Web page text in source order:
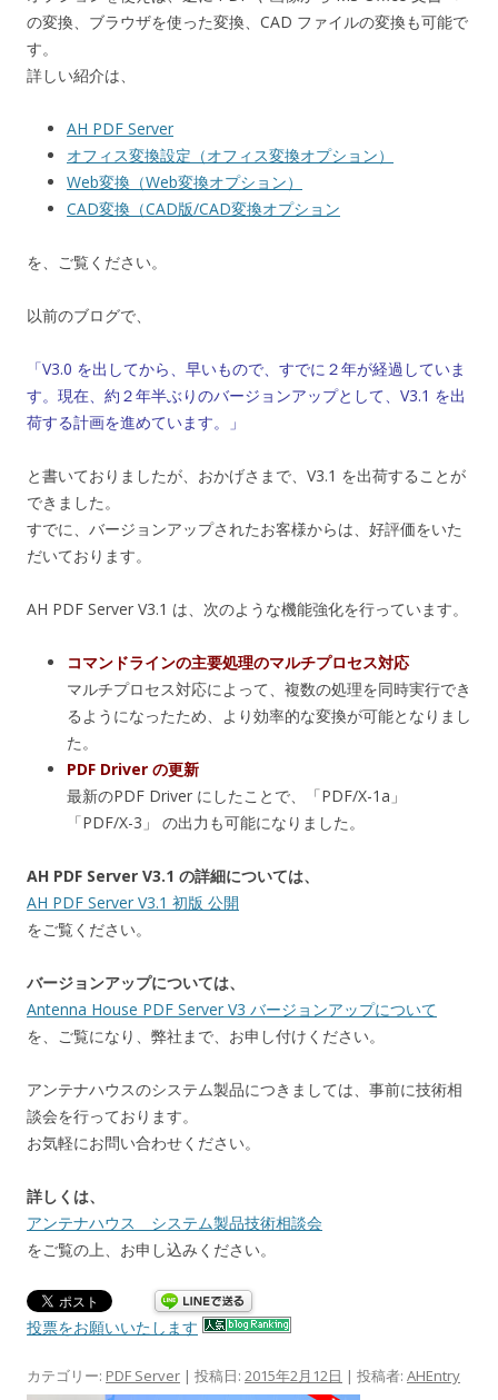
の変換、ブラウザを使った変換、CAD ファイルの変換も可能で
す。
詳しい紹介は、
AH PDF Server
オフィス変換設定（オフィス変換オプション）
Web変換（Web変換オプション）
CAD変換（CAD版/CAD変換オプション
を、ご覧ください。
以前のブログで、
「V3.0 を出してから、早いもので、すでに２年が経過していま
す。現在、約２年半ぶりのバージョンアップとして、V3.1 を出
荷する計画を進めています。」
と書いておりましたが、おかげさまで、V3.1 を出荷することが
できました。
すでに、バージョンアップされたお客様からは、好評価をいた
だいております。
AH PDF Server V3.1 は、次のような機能強化を行っています。
コマンドラインの主要処理のマルチプロセス対応
マルチプロセス対応によって、複数の処理を同時実行でき
るようになったため、より効率的な変換が可能となりまし
た。
PDF Driver の更新
最新のPDF Driver にしたことで、「PDF/X-1a」
「PDF/X-3」 の出力も可能になりました。
AH PDF Server V3.1 の詳細については、
AH PDF Server V3.1 初版 公開
をご覧ください。
バージョンアップについては、
Antenna House PDF Server V3 バージョンアップについて
を、ご覧になり、弊社まで、お申し付けください。
アンテナハウスのシステム製品につきましては、事前に技術相
談会を行っております。
お気軽にお問い合わせください。
詳しくは、
アンテナハウス システム製品技術相談会
をご覧の上、お申し込みください。
投票をお願いいたします
カテゴリー: PDF Server | 投稿日: 2015年2月12日 | 投稿者: AHEntry